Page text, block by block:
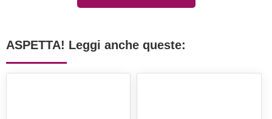
ASPETTA! Leggi anche queste: